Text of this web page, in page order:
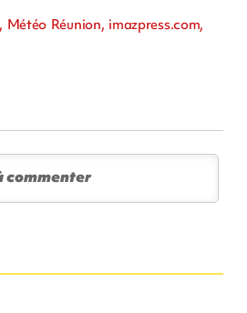
Réunion, imazpress.com,